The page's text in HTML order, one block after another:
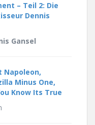
– Teil 2: Die
Dennis
Gansel
Napoleon,
Minus One,
Know Its True